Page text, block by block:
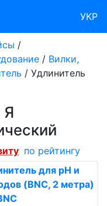
УКР
/
/ Вилки,
/ Удлинитель
Я
по рейтингу
для pH и
(BNC, 2 метра)